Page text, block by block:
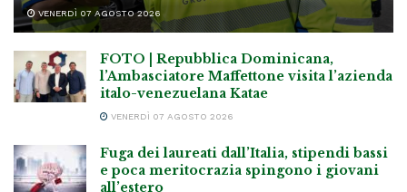
VENERDÌ 07 AGOSTO 2026
FOTO | Repubblica Dominicana,
l’Ambasciatore Maffettone visita l’azienda
italo-venezuelana Katae
VENERDÌ 07 AGOSTO 2026
Fuga dei laureati dall’Italia, stipendi bassi
e poca meritocrazia spingono i giovani
all’estero